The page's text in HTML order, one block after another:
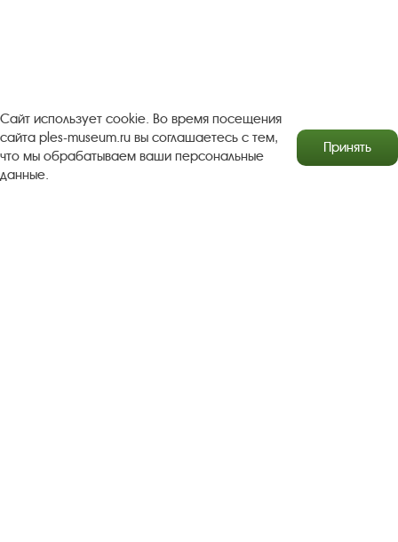
Антикоррупционная деятельность
Сайт использует cookie. Во время посещения
сайта ples-museum.ru вы соглашаетесь с тем,
что мы обрабатываем ваши персональные
данные.
Принять